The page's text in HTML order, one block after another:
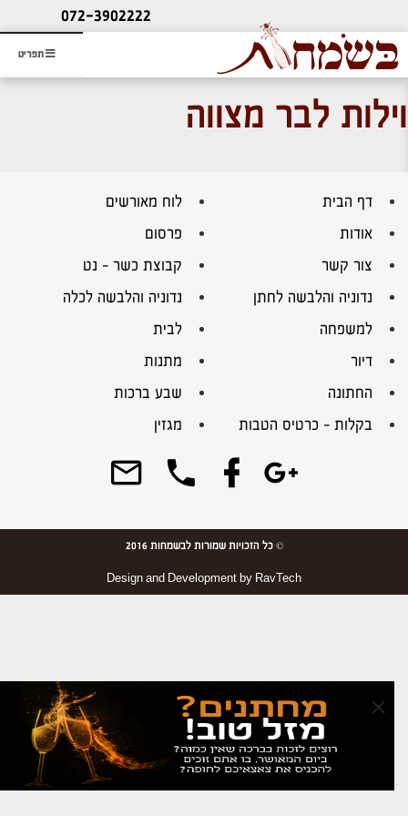
תפריט
ליעוץ חינם
והזמנת כרטיס שמחות
072-3902222
וילות לבר מצווה
דף הבית
לוח מאורשים
אודות
פרסום
צור קשר
קבוצת כשר – נט
נדוניה והלבשה לחתן
נדוניה והלבשה לכלה
למשפחה
לבית
דיור
מתנות
החתונה
שבע ברכות
בקלות – כרטיס הטבות
מגזין
×
© כל הזכויות שמורות לבשמחות 2016
Design and Development by RavTech